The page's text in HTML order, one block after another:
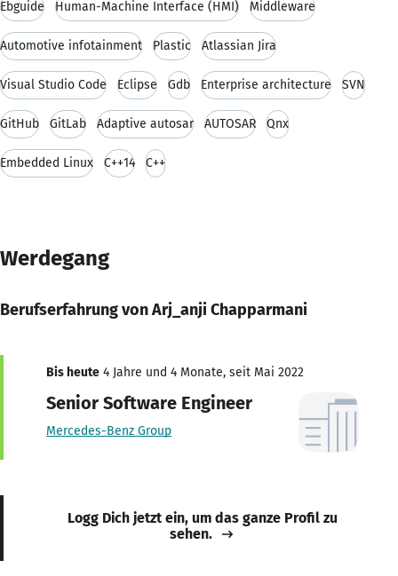
Ebguide Human-Machine Interface (HMI) Middleware
Automotive infotainment Plastic Atlassian Jira
Visual Studio Code Eclipse Gdb Enterprise architecture SVN
GitHub GitLab Adaptive autosar AUTOSAR Qnx
Embedded Linux C++14 C++
Werdegang
Berufserfahrung von Arj_anji Chapparmani
Bis heute 4 Jahre und 4 Monate, seit Mai 2022
Senior Software Engineer
Mercedes-Benz Group
Logg Dich jetzt ein, um das ganze Profil zu
sehen.